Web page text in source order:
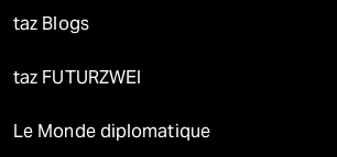
taz Blogs
taz FUTURZWEI
Le Monde diplomatique